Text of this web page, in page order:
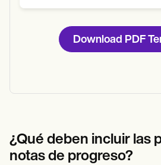
Download PDF
¿Qué deben incluir las
notas de progreso?